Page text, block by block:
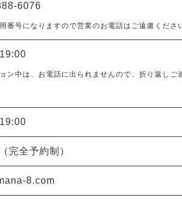
6076
番号になりますので営業のお電話はご遠慮くださ
ン中は、お電話に出られませんので、折り返しご
完全予約制）
8.com